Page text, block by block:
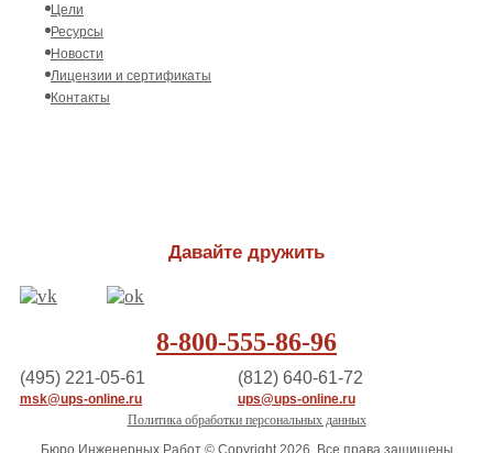
Цели
Ресурсы
Новости
Лицензии и сертификаты
Контакты
Давайте дружить
8-800-555-86-96
(495) 221-05-61
msk@ups-online.ru
(812) 640-61-72
ups@ups-online.ru
Политика обработки персональных данных
Бюро Инженерных Работ © Copyright 2026, Все права защищены